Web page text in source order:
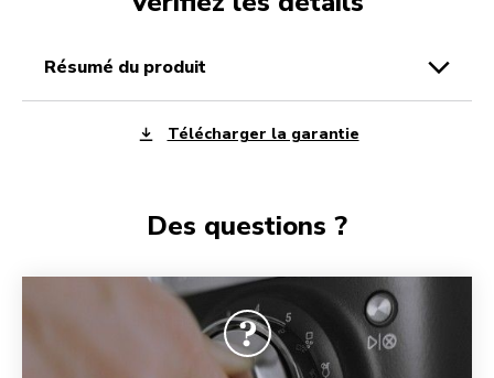
résumé du produit
Télécharger la garantie
Des questions ?